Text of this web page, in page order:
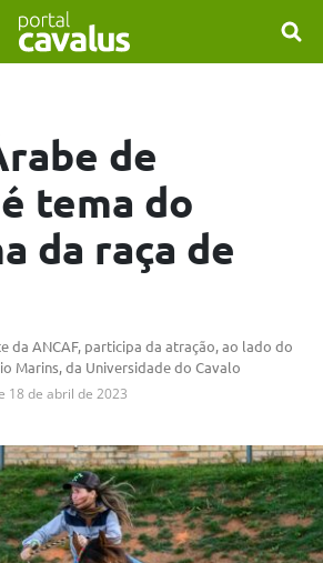
de
tema do
da raça de
da ANCAF, participa da atração, ao lado do
Marins, da Universidade do Cavalo
18 de abril de 2023